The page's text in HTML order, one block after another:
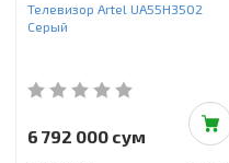
Телевизор Artel UA55H3502
Серый
6 792 000 сум